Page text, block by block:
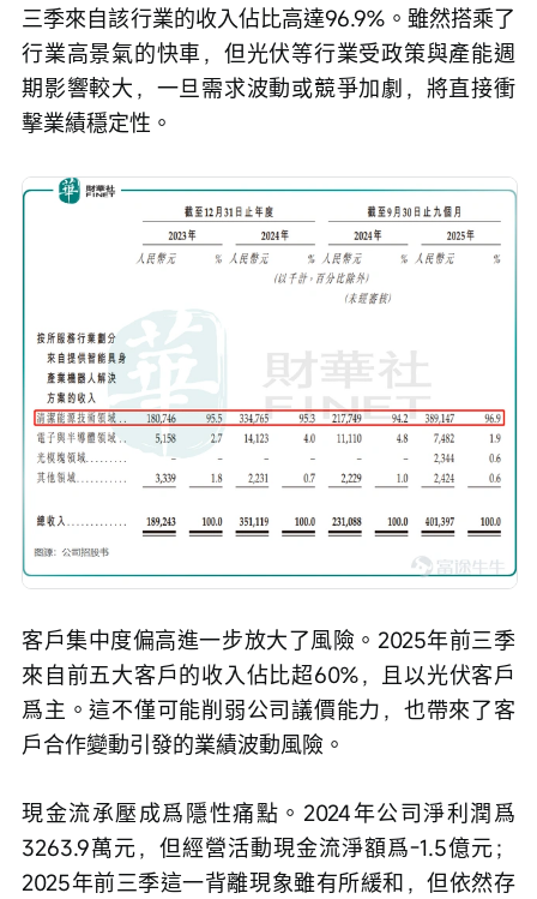
三季來自該行業的收入佔比高達96.9%。雖然搭乘了
行業高景氣的快車，但光伏等行業受政策與產能週
期影響較大，一旦需求波動或競爭加劇，將直接衝
擊業績穩定性。
客戶集中度偏高進一步放大了風險。2025年前三季
來自前五大客戶的收入佔比超60%，且以光伏客戶
爲主。這不僅可能削弱公司議價能力，也帶來了客
戶合作變動引發的業績波動風險。
現金流承壓成爲隱性痛點。2024年公司淨利潤爲
3263.9萬元，但經營活動現金流淨額爲-1.5億元；
2025年前三季這一背離現象雖有所緩和，但依然存